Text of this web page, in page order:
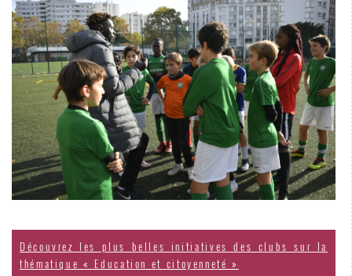
Découvrez les plus belles initiatives des clubs sur la
thématique « Education et citoyenneté »